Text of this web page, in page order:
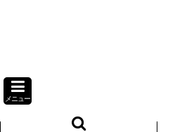
メニュー